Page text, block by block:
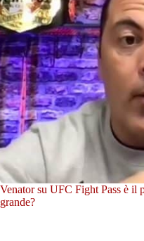
Venator su UFC Fight Pass è il
grande?